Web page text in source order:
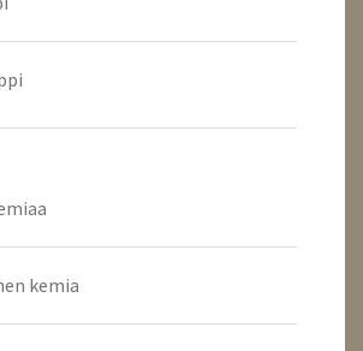
kemia